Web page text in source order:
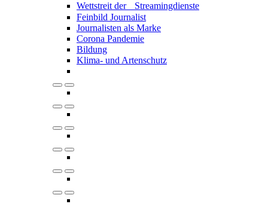
Wettstreit der Streamingdienste
Feinbild Journalist
Journalisten als Marke
Corona Pandemie
Bildung
Klima- und Artenschutz